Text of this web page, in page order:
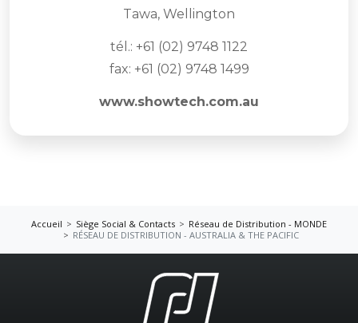
Tawa, Wellington
tél.: +61 (02) 9748 1122
fax: +61 (02) 9748 1499
www.showtech.com.au
Accueil Siège Social & Contacts
Réseau de Distribution - MONDE
RÉSEAU DE DISTRIBUTION - AUSTRALIA & THE PACIFIC